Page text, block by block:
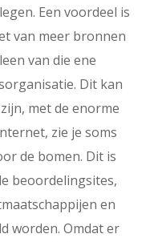
Een voordeel is
van meer bronnen
van die ene
Dit kan
met de enorme
zie je soms
de bomen. Dit is
beoordelingsites,
en
worden. Omdat er